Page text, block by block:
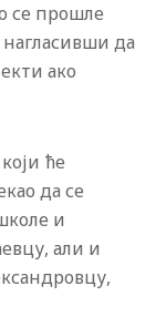
се прошле
да
ако
ће
да се
и
али и